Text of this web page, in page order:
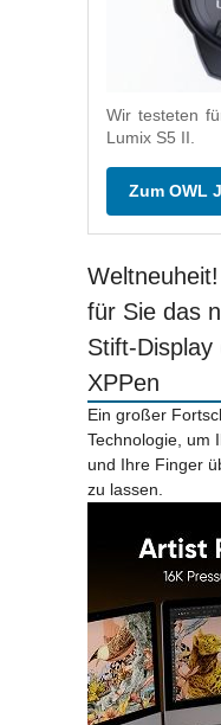
Wir testeten
Lumix S5 II.
Zum OWL
für Sie das
Stift-
XPPen
Ein großer
Technologie, um
und Ihre Finger
zu lassen.